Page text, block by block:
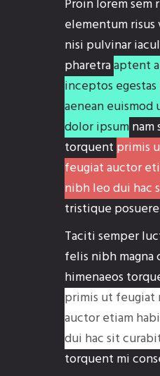
Proin lorem sem
elementum
nisi pulvinar
pharetraaptent
inceptos
aenean euismod
dolor ipsumnam
torquent primis
feugiat auctor
nibh leo dui hac
tristique
Taciti semper
felis nibh
himenaeos
primis ut feugiat
auctor etiam
dui hac sit
torquent mi